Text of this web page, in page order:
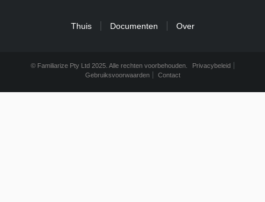
Thuis Documenten Over
© Familiarize Pty Ltd 2025. Alle rechten voorbehouden.
Privacybeleid
Gebruiksvoorwaarden
Contact